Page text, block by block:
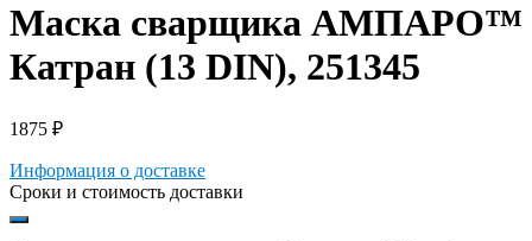
Маска сварщика АМПАРО™
Катран (13 DIN), 251345
1875 ₽
Информация о доставке
Сроки и стоимость доставки